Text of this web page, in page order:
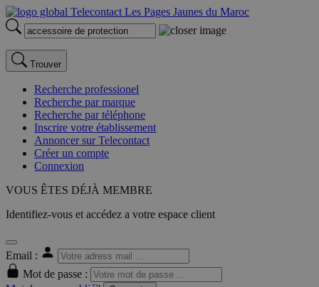
Trouver
Recherche professionel
Recherche par marque
Recherche par téléphone
Inscrire votre établissement
Annoncer sur Telecontact
Créer un compte
Connexion
VOUS ÊTES DÉJÀ MEMBRE
Identifiez-vous et accédez a votre espace client
Email :
Mot de passe :